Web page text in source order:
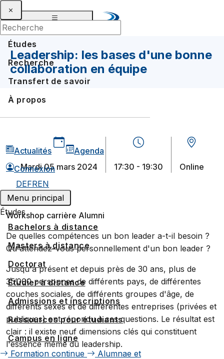
Études
Recherche
Transfert de savoir
À propos
Actualités
Agenda
Connexion
DEFREN
Menu principal
Études
Bachelors à distance
Masters à distance
Doctorat
Étudier à distance
Admissions et inscriptions
Ressources pour étudiants
Campus en ligne
Formation continue
Alumnae et
Leadership: les bases d'une bonne
collaboration en équipe
mardi 05 mars 2024 17:30 - 19:30 Online
Workshop carrière Alumni
De quelles compétences un bon leader a-t-il besoin ?
Qu'attendez-vous personnellement d'un bon leader ?
Jusqu'à présent et depuis près de 30 ans, plus de
35’000 personnes de différents pays, de différentes
couches sociales, de différents groupes d'âge, de
différents sexes et de différentes entreprises (privées et
publiques) ont répondu à ces questions. Le résultat est
clair : il existe neuf dimensions clés qui constituent
l'essence même du leadership.